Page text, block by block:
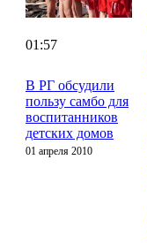
01:57
В РГ обсудили
пользу самбо для
воспитанников
детских домов
01 апреля 2010